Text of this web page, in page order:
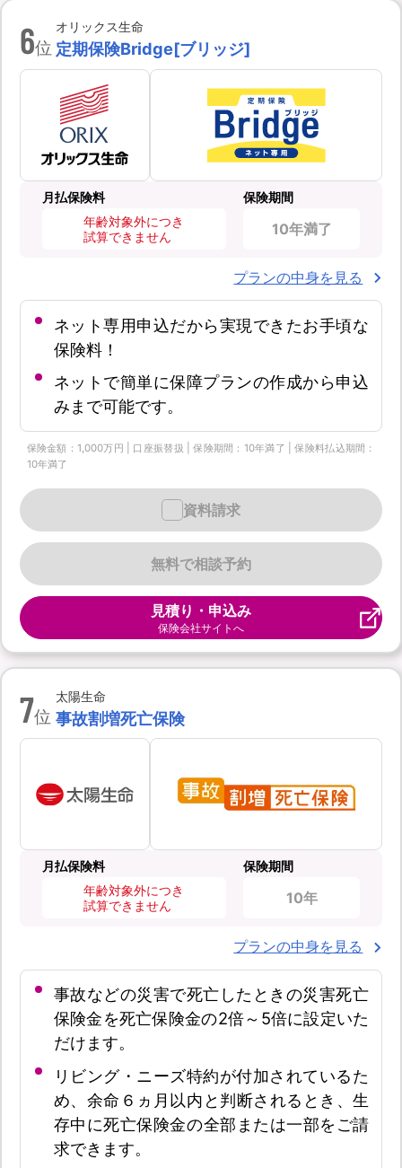
6位
オリックス生命
定期保険Bridge[ブリッジ]
月払保険料
年齢対象外につき
試算できません
保険期間
10年満了
プランの中身を見る
ネット専用申込だから実現できたお手頃な
保険料！
ネットで簡単に保障プランの作成から申込
みまで可能です。
保険金額：1,000万円 | 口座振替扱 | 保険期間：10年満了 | 保険料払込期間：
10年満了
無料で相談予約
資料請求
見積り・申込み
保険会社サイトへ
7位
太陽生命
事故割増死亡保険
月払保険料
年齢対象外につき
試算できません
保険期間
10年
プランの中身を見る
事故などの災害で死亡したときの災害死亡
保険金を死亡保険金の2倍～5倍に設定いた
だけます。
リビング・ニーズ特約が付加されているた
め、余命６ヵ月以内と判断されるとき、生
存中に死亡保険金の全部または一部をご請
求できます。